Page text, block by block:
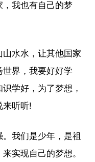
我也有自己的梦
水水，让其他国家
界，我要好好学
学好，为了梦想，
来听听!
我们是少年，是祖
实现自己的梦想。